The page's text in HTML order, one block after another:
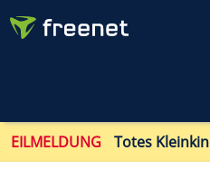
EILMELDUNG Totes